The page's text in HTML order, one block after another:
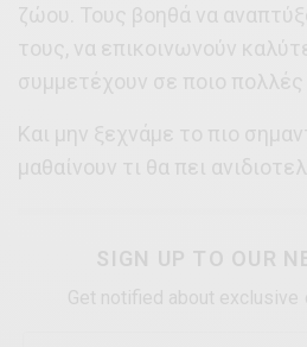
ζώου. Τους βοηθά να
τους, να επικοινωνούν
συμμετέχουν σε ποιο πολλές
Και μην ξεχνάμε το πιο
μαθαίνουν τι θα πει
SIGN UP TO OUR
Get notified about